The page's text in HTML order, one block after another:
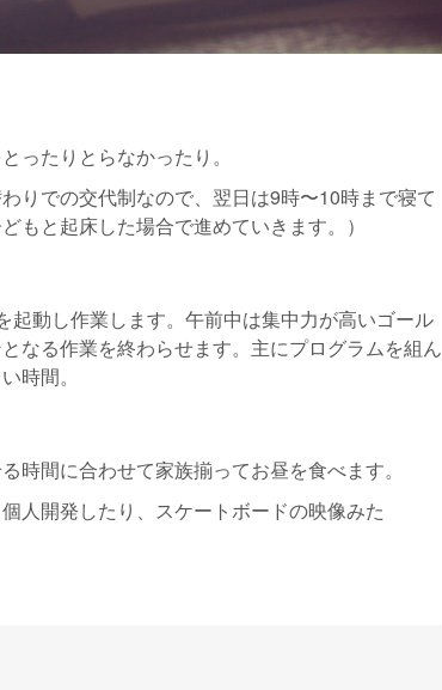
ったりとらなかったり。
りでの交代制なので、翌日は9時〜10時まで寝て
もと起床した場合で進めていきます。）
動し作業します。午前中は集中力が高いゴール
なる作業を終わらせます。主にプログラムを組ん
時間。
時間に合わせて家族揃ってお昼を食べます。
人開発したり、スケートボードの映像みた